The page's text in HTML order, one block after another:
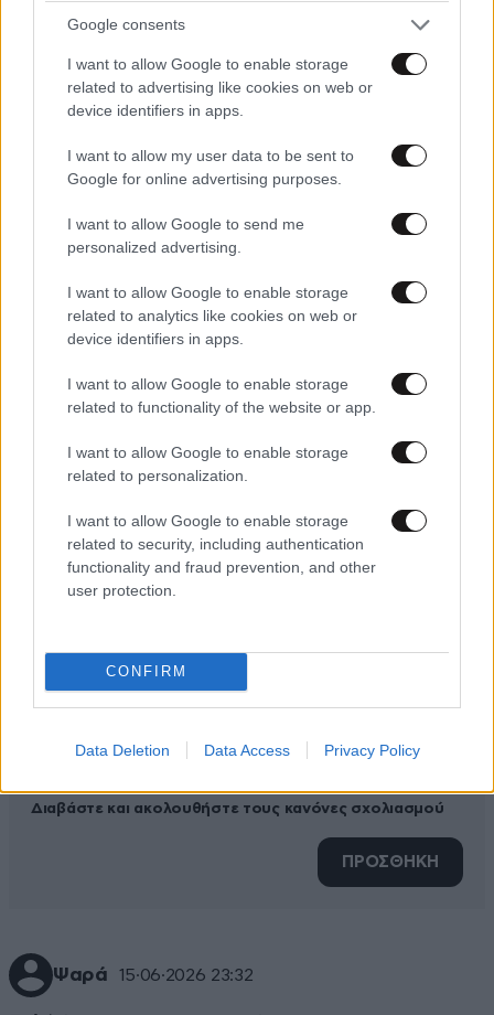
Google consents
I want to allow Google to enable storage
related to advertising like cookies on web or
device identifiers in apps.
I want to allow my user data to be sent to
Google for online advertising purposes.
I want to allow Google to send me
personalized advertising.
I want to allow Google to enable storage
related to analytics like cookies on web or
device identifiers in apps.
I want to allow Google to enable storage
related to functionality of the website or app.
I want to allow Google to enable storage
related to personalization.
I want to allow Google to enable storage
related to security, including authentication
functionality and fraud prevention, and other
user protection.
CONFIRM
Data Deletion Data Access Privacy Policy
ΣΧΌΛΙΑ ΑΝΑΓΝΩΣΤΏΝ
Διαβάστε και ακολουθήστε τους κανόνες σχολιασμού
ΠΡΟΣΘΗΚΗ
Ψαρά 15·06·2026 23:32